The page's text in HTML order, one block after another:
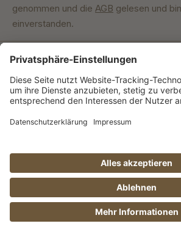
genommen und die AGB gelesen und
einverstanden.